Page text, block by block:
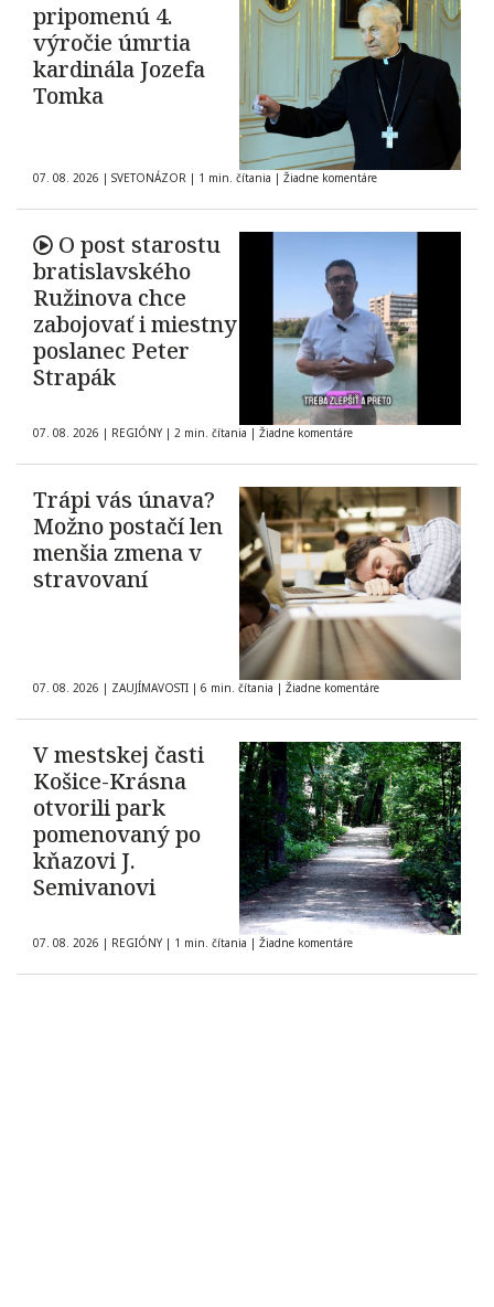
pripomenú 4.
výročie úmrtia
kardinála Jozefa
Tomka
07. 08. 2026 | SVETONÁZOR | 1 min. čítania | Žiadne komentáre
O post starostu
bratislavského
Ružinova chce
zabojovať i miestny
poslanec Peter
Strapák
07. 08. 2026 | REGIÓNY | 2 min. čítania | Žiadne komentáre
Trápi vás únava?
Možno postačí len
menšia zmena v
stravovaní
07. 08. 2026 | ZAUJÍMAVOSTI | 6 min. čítania | Žiadne komentáre
V mestskej časti
Košice-Krásna
otvorili park
pomenovaný po
kňazovi J.
Semivanovi
07. 08. 2026 | REGIÓNY | 1 min. čítania | Žiadne komentáre